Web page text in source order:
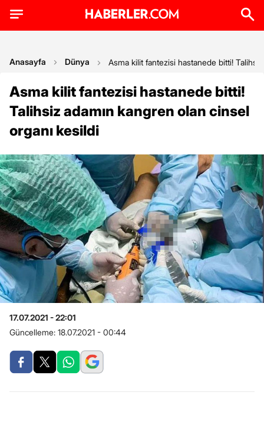
Anasayfa Dünya Asma kilit fantezisi hastanede bitti!
Asma kilit fantezisi hastanede bitti!
Talihsiz adamın kangren olan cinsel
organı kesildi
17.07.2021 - 22:01
Güncelleme: 18.07.2021 - 00:44